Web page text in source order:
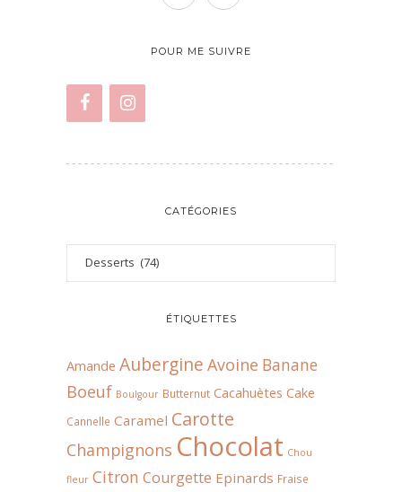
POUR ME SUIVRE
CATÉGORIES
ÉTIQUETTES
Amande Aubergine Avoine Banane
Boeuf Boulgour Butternut Cacahuètes Cake
Cannelle Caramel Carotte
Champignons Chocolat Chou
fleur Citron Courgette Epinards Fraise